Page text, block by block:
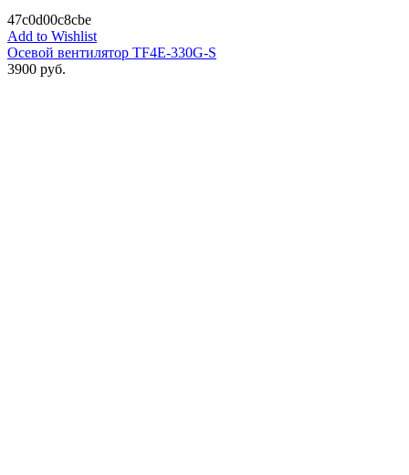
47c0d00c8cbe
Add to Wishlist
Осевой вентилятор TF4E-330G-S
3900 руб.